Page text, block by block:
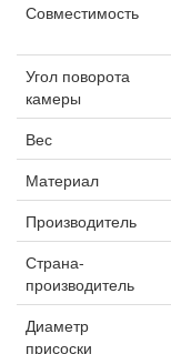
Совместимость
Угол поворота
камеры
Вес
Материал
Производитель
Страна-
производитель
Диаметр
присоски